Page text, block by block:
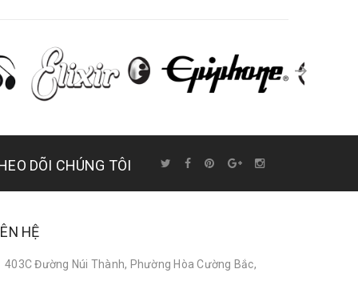
DÕI CHÚNG TÔI
HỆ
403C Đường Núi Thành, Phường Hòa Cường Bắc,